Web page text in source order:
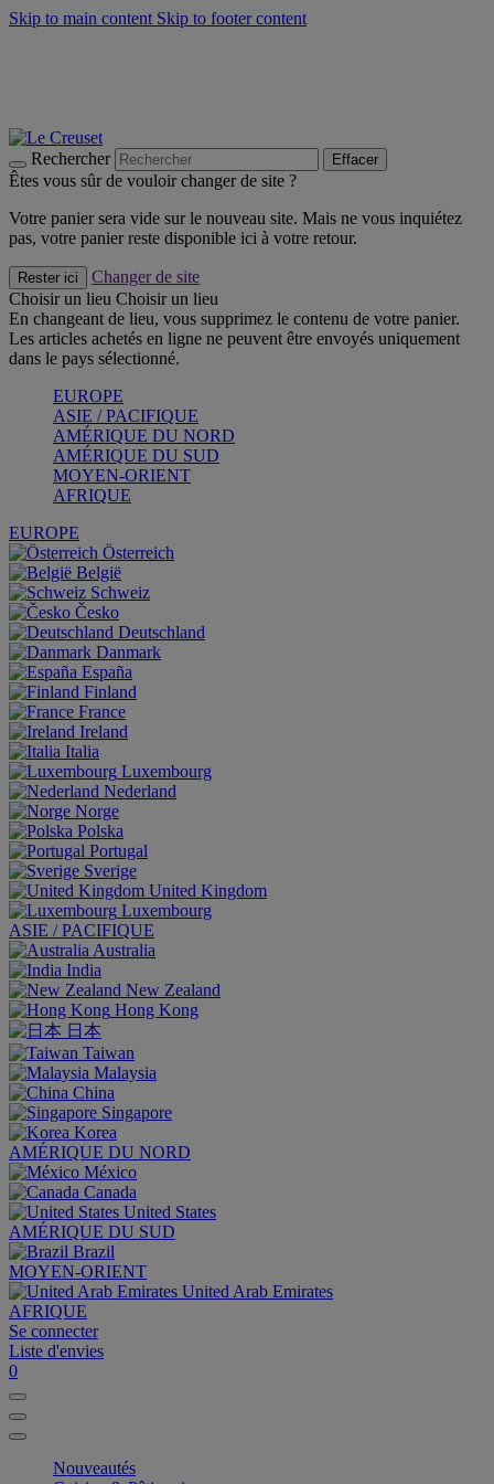
Skip to main content Skip to footer content
Rechercher Effacer
Êtes vous sûr de vouloir changer de site ?
Votre panier sera vide sur le nouveau site. Mais ne vous inquiétez
pas, votre panier reste disponible ici à votre retour.
Rester ici
Changer de site
Choisir un lieu Choisir un lieu
En changeant de lieu, vous supprimez le contenu de votre panier.
Les articles achetés en ligne ne peuvent être envoyés uniquement
dans le pays sélectionné.
EUROPE
ASIE / PACIFIQUE
AMÉRIQUE DU NORD
AMÉRIQUE DU SUD
MOYEN-ORIENT
AFRIQUE
EUROPE
Österreich
België
Schweiz
Česko
Deutschland
Danmark
España
Finland
France
Ireland
Italia
Luxembourg
Nederland
Norge
Polska
Portugal
Sverige
United Kingdom
Luxembourg
ASIE / PACIFIQUE
Australia
India
New Zealand
Hong Kong
日本
Taiwan
Malaysia
China
Singapore
Korea
AMÉRIQUE DU NORD
México
Canada
United States
AMÉRIQUE DU SUD
Brazil
MOYEN-ORIENT
United Arab Emirates
AFRIQUE
Se connecter
Liste d'envies
0
Nouveautés